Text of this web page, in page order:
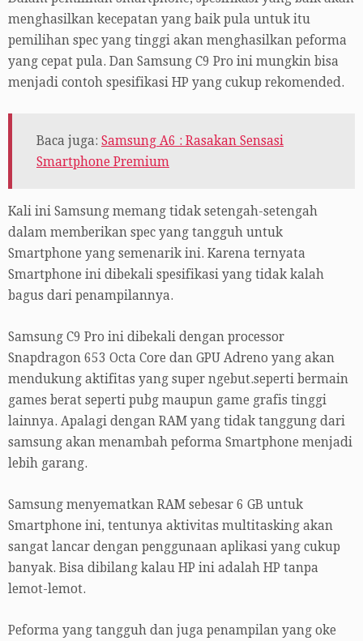
menghasilkan kecepatan yang baik pula untuk itu
pemilihan spec yang tinggi akan menghasilkan peforma
yang cepat pula. Dan Samsung C9 Pro ini mungkin bisa
menjadi contoh spesifikasi HP yang cukup rekomended.
Baca juga: Samsung A6 : Rasakan Sensasi
Smartphone Premium
Kali ini Samsung memang tidak setengah-setengah
dalam memberikan spec yang tangguh untuk
Smartphone yang semenarik ini. Karena ternyata
Smartphone ini dibekali spesifikasi yang tidak kalah
bagus dari penampilannya.
Samsung C9 Pro ini dibekali dengan processor
Snapdragon 653 Octa Core dan GPU Adreno yang akan
mendukung aktifitas yang super ngebut.seperti bermain
games berat seperti pubg maupun game grafis tinggi
lainnya. Apalagi dengan RAM yang tidak tanggung dari
samsung akan menambah peforma Smartphone menjadi
lebih garang.
Samsung menyematkan RAM sebesar 6 GB untuk
Smartphone ini, tentunya aktivitas multitasking akan
sangat lancar dengan penggunaan aplikasi yang cukup
banyak. Bisa dibilang kalau HP ini adalah HP tanpa
lemot-lemot.
Peforma yang tangguh dan juga penampilan yang oke